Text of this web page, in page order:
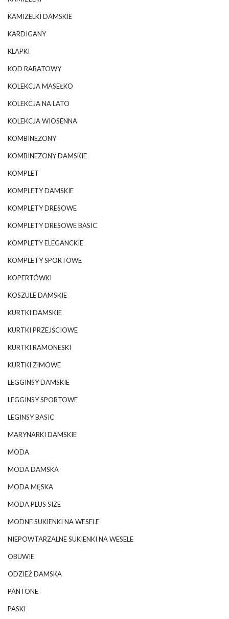
KAMIZELKI DAMSKIE
KARDIGANY
KLAPKI
KOD RABATOWY
KOLEKCJA MASEŁKO
KOLEKCJA NA LATO
KOLEKCJA WIOSENNA
KOMBINEZONY
KOMBINEZONY DAMSKIE
KOMPLET
KOMPLETY DAMSKIE
KOMPLETY DRESOWE
KOMPLETY DRESOWE BASIC
KOMPLETY ELEGANCKIE
KOMPLETY SPORTOWE
KOPERTÓWKI
KOSZULE DAMSKIE
KURTKI DAMSKIE
KURTKI PRZEJŚCIOWE
KURTKI RAMONESKI
KURTKI ZIMOWE
LEGGINSY DAMSKIE
LEGGINSY SPORTOWE
LEGINSY BASIC
MARYNARKI DAMSKIE
MODA
MODA DAMSKA
MODA MĘSKA
MODA PLUS SIZE
MODNE SUKIENKI NA WESELE
NIEPOWTARZALNE SUKIENKI NA WESELE
OBUWIE
ODZIEŻ DAMSKA
PANTONE
PASKI